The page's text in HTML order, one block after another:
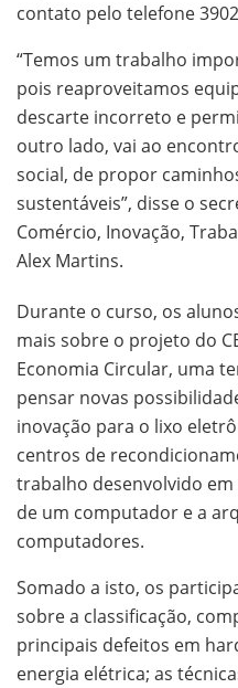
contato pelo telefone
“Temos um trabalho
pois reaproveitamos
descarte incorreto e
outro lado, vai ao
social, de propor
sustentáveis”, disse o
Comércio, Inovação,
Alex Martins.
Durante o curso, os
mais sobre o projeto do
Economia Circular, uma
pensar novas
inovação para o lixo
centros de
trabalho desenvolvido
de um computador e a
computadores.
Somado a isto, os
sobre a classificação,
principais defeitos em
energia elétrica; as